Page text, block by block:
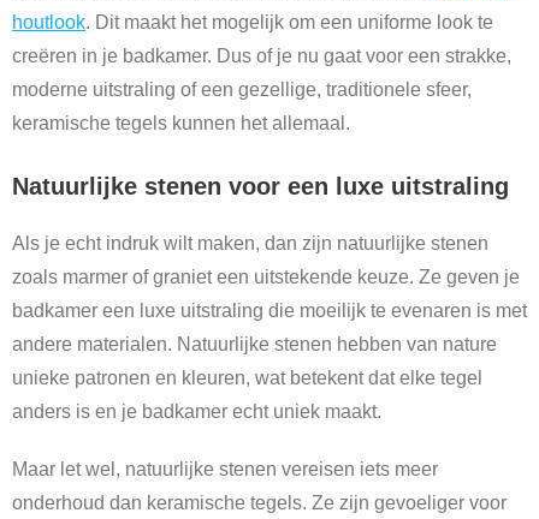
houtlook. Dit maakt het mogelijk om een uniforme look te
creëren in je badkamer. Dus of je nu gaat voor een strakke,
moderne uitstraling of een gezellige, traditionele sfeer,
keramische tegels kunnen het allemaal.
Natuurlijke stenen voor een luxe uitstraling
Als je echt indruk wilt maken, dan zijn natuurlijke stenen
zoals marmer of graniet een uitstekende keuze. Ze geven je
badkamer een luxe uitstraling die moeilijk te evenaren is met
andere materialen. Natuurlijke stenen hebben van nature
unieke patronen en kleuren, wat betekent dat elke tegel
anders is en je badkamer echt uniek maakt.
Maar let wel, natuurlijke stenen vereisen iets meer
onderhoud dan keramische tegels. Ze zijn gevoeliger voor